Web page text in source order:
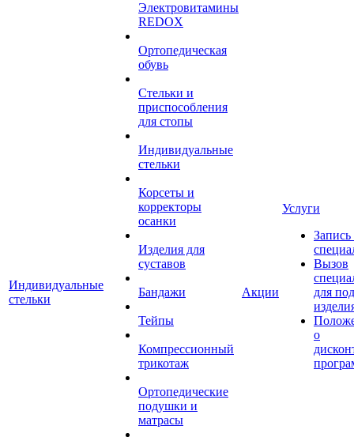
Индивидуальные
стельки
Электровитамины
REDOX
Ортопедическая
обувь
Стельки и
приспособления
для стопы
Индивидуальные
стельки
Корсеты и
корректоры
осанки
Изделия для
суставов
Бандажи
Тейпы
Компрессионный
трикотаж
Ортопедические
подушки и
матрасы
Акции
Услуги
Запись
Вызов
для
о